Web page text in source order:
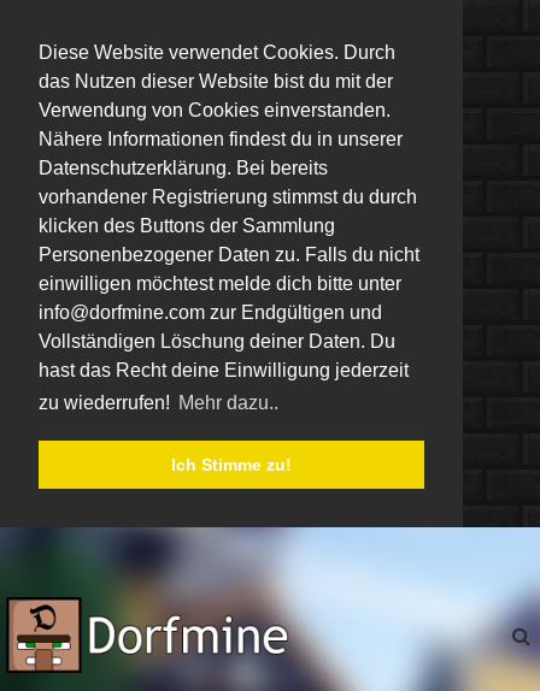
Diese Website verwendet Cookies. Durch
das Nutzen dieser Website bist du mit der
Verwendung von Cookies einverstanden.
Nähere Informationen findest du in unserer
Datenschutzerklärung. Bei bereits
vorhandener Registrierung stimmst du durch
klicken des Buttons der Sammlung
Personenbezogener Daten zu. Falls du nicht
einwilligen möchtest melde dich bitte unter
info@dorfmine.com zur Endgültigen und
Vollständigen Löschung deiner Daten. Du
hast das Recht deine Einwilligung jederzeit
zu wiederrufen! Mehr dazu..
Ich Stimme zu!